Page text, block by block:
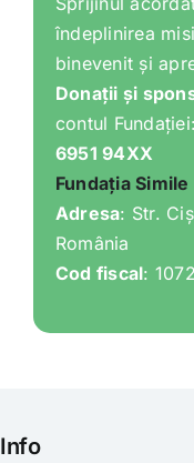
îndeplinirea
binevenit și
Donații și
contul Fundației:
6951 94XX
Fundația Simile
Adresa: Str.
România
Cod fiscal:
Info